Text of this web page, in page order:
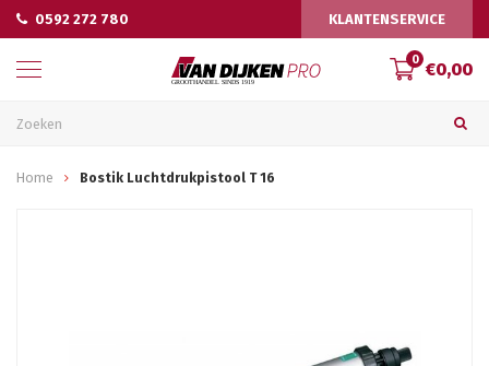
0592 272 780 KLANTENSERVICE
0 €0,00
Home Bostik Luchtdrukpistool T 16